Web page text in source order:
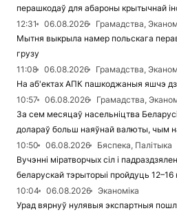
перашкодаў для абароны крытычнай
12:31
06.08.2026
Грамадства,
Мытня выкрыла намер польскага
грузу
11:08
06.08.2026
Грамадства,
На аб'ектах АПК пашкоджаныя яшчэ дзве
10:57
06.08.2026
Грамадства,
За сем месяцаў насельніцтва
долараў больш наяўнай валюты, чым
10:50
06.08.2026
Бяспека, Палітыка
Вучэнні міратворчых сіл і
беларускай тэрыторыі пройдуць 12–16
10:04
06.08.2026
Эканоміка
Урад вярнуў нулявыя экспартныя